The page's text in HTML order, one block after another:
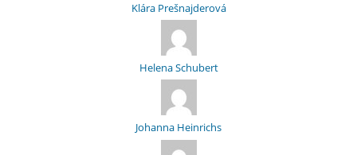
Klára Prešnajderová
Helena Schubert
Johanna Heinrichs